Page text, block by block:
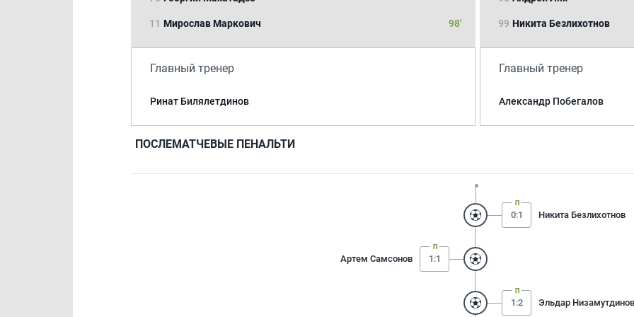
11 Мирослав Маркович 98'
Главный тренер
Ринат Билялетдинов
99 Никита Безлихотнов
Главный тренер
Александр Побегалов
ПОСЛЕМАТЧЕВЫЕ ПЕНАЛЬТИ
0:1 Никита Безлихотнов
Артем Самсонов 1:1
1:2 Эльдар Низамутдинов